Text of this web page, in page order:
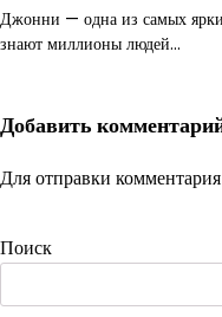
Джонни — одна из самых
знают миллионы людей…
Добавить
Для отправки
Поиск